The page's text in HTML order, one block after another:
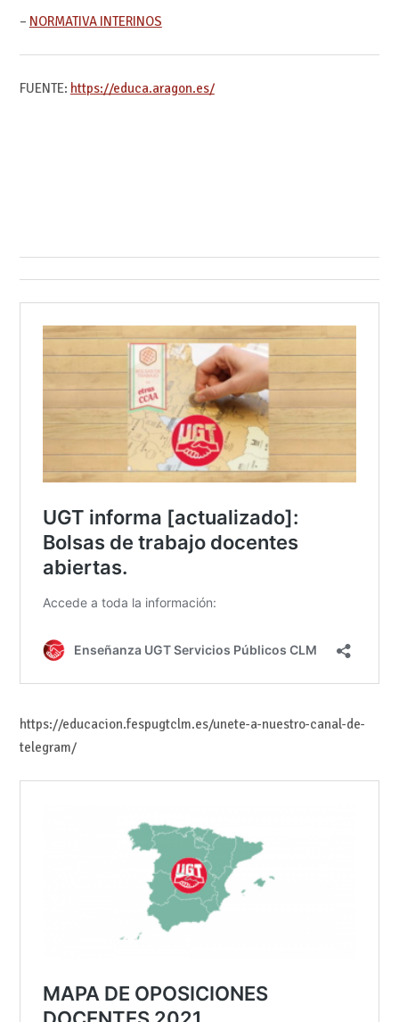
– NORMATIVA INTERINOS
FUENTE: https://educa.aragon.es/
https://educacion.fespugtclm.es/unete-a-nuestro-canal-de-
telegram/